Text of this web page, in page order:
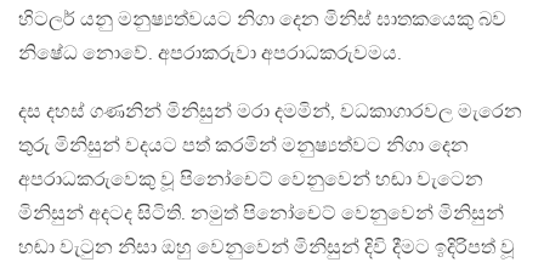
හිටලර් යනු මනුෂ්‍යත්වයට නිගා දෙන මිනිස් ඝාතකයෙකු බව
නිෂේධ නොවේ. අපරාකරුවා අපරාධකරුවමය.
දස දහස් ගණනින් මිනිසුන් මරා දමමින්, වධකාගාරවල මැරෙන
තුරු මිනිසුන් වදයට පත් කරමින් මනුෂ්‍යත්වට නිගා දෙන
අපරාධකරුවෙකු වූ පිනෝචෙට් වෙනුවෙන් හඬා වැටෙන
මිනිසුන් අදටද සිටිති. නමුත් පිනෝචෙට් වෙනුවෙන් මිනිසුන්
හඬා වැටුන නිසා ඔහු වෙනුවෙන් මිනිසුන් දිවි දීමට ඉදිරිපත් වූ